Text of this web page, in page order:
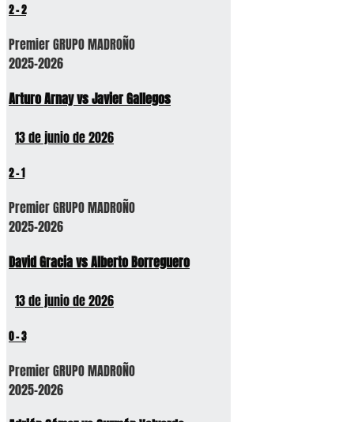
2-2
Premier GRUPO MADROÑO
2025-2026
Arturo Arnay vs Javier Gallegos
13 de junio de 2026
2-1
Premier GRUPO MADROÑO
2025-2026
David Gracia vs Alberto Borreguero
13 de junio de 2026
0-3
Premier GRUPO MADROÑO
2025-2026